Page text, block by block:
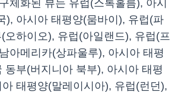
체화된 뷰는 유럽(스톡홀름), 아시
), 아시아 태평양(뭄바이), 유럽(파
오하이오), 유럽(아일랜드), 유럽(프
아메리카(상파울루), 아시아 태평
동부(버지니아 북부), 아시아 태평
태평양(말레이시아), 유럽(런던),